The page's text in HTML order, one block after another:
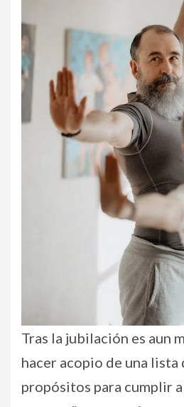
Tras la jubilación es aun
hacer acopio de una lista
propósitos para cumplir